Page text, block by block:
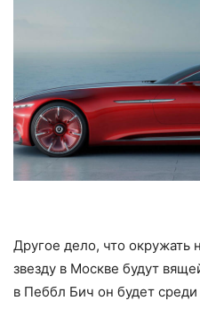
Другое дело, что
звезду в Москве будут
в Пеббл Бич он будет